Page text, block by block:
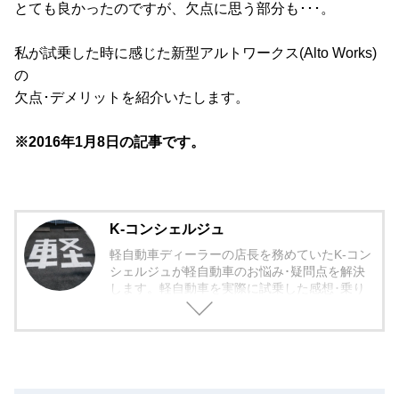
とても良かったのですが、欠点に思う部分も･･･。
私が試乗した時に感じた新型アルトワークス(Alto Works)
の
欠点･デメリットを紹介いたします。
※2016年1月8日の記事です。
K-コンシェルジュ
軽自動車ディーラーの店長を務めていたK-コン
シェルジュが軽自動車のお悩み･疑問点を解決
します。軽自動車を実際に試乗した感想･乗り
心地から欠点まで包み隠さず紹介していきま